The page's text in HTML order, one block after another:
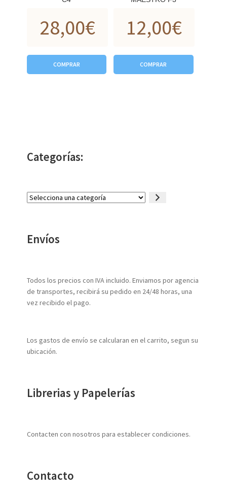
28,00€
COMPRAR
12,00€
COMPRAR
Categorías:
Selecciona
Envíos
Todos los precios con IVA incluido. Enviamos por agencia
de transportes, recibirá su pedido en 24/48 horas, una
vez recibido el pago.
Los gastos de envío se calcularan en el carrito, segun su
ubicación.
Librerias y Papelerías
Contacten con nosotros para establecer condiciones.
Contacto